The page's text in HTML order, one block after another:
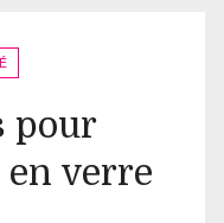
pour
en verre